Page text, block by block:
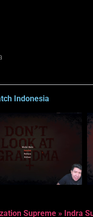
Indonesia
Supreme » Indra